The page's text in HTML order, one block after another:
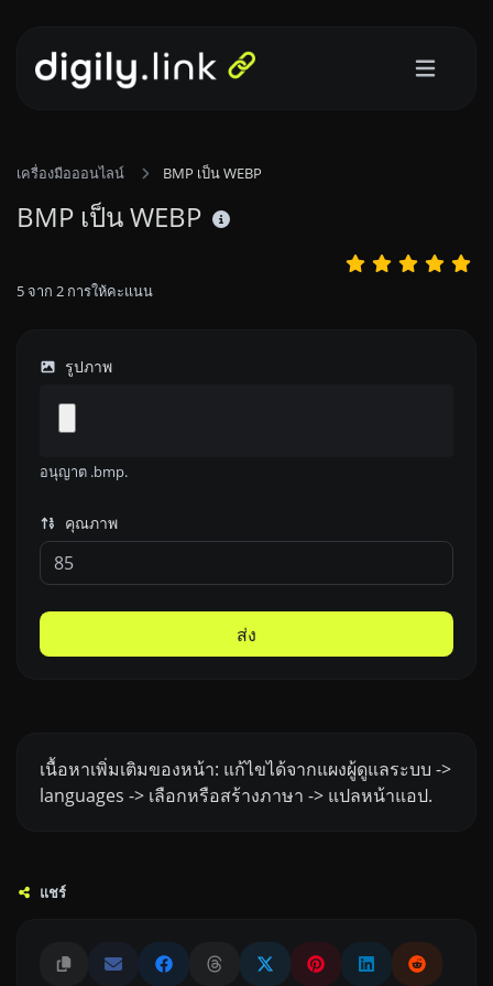
เครื่องมือออนไลน์ BMP เป็น WEBP
BMP เป็น WEBP
5จาก 2 การให้คะแนน
รูปภาพ
อนุญาต .bmp.
คุณภาพ
ส่ง
เนื้อหาเพิ่มเติมของหน้า: แก้ไขได้จากแผงผู้ดูแลระบบ ->
languages -> เลือกหรือสร้างภาษา -> แปลหน้าแอป.
แชร์